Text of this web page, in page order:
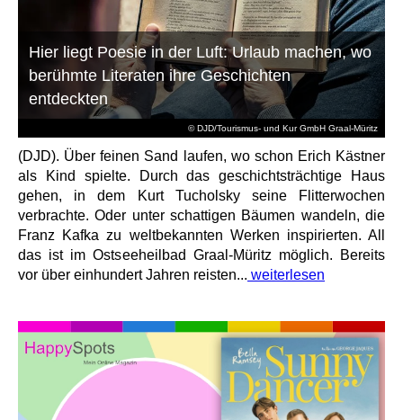
© DJD/Tourismus- und Kur GmbH Graal-Müritz
Hier liegt Poesie in der Luft: Urlaub machen, wo
berühmte Literaten ihre Geschichten
entdeckten
(DJD). Über feinen Sand laufen, wo schon Erich Kästner
als Kind spielte. Durch das geschichtsträchtige Haus
gehen, in dem Kurt Tucholsky seine Flitterwochen
verbrachte. Oder unter schattigen Bäumen wandeln, die
Franz Kafka zu weltbekannten Werken inspirierten. All
das ist im Ostseeheilbad Graal-Müritz möglich. Bereits
vor über einhundert Jahren reisten... weiterlesen